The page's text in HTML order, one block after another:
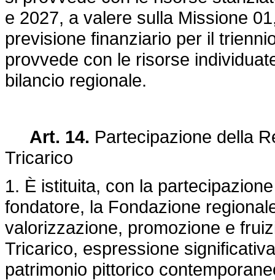
e 2027, a valere sulla Missione
previsione finanziario per il
provvede con le risorse
bilancio regionale.
Art. 14. Partecipazione della
Tricarico
1. È istituita, con la
fondatore, la Fondazione
valorizzazione, promozione e
Tricarico, espressione
patrimonio pittorico